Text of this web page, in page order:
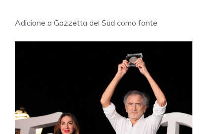
Adicione a Gazzetta del Sud como fonte